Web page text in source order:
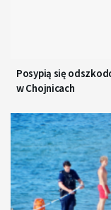
Posypią się
w Chojnicach